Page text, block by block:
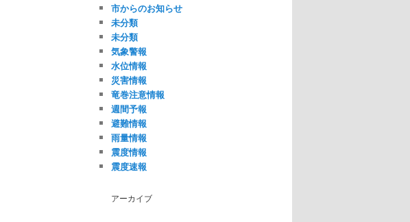
市からのお知らせ
未分類
未分類
気象警報
水位情報
災害情報
竜巻注意情報
週間予報
避難情報
雨量情報
震度情報
震度速報
アーカイブ